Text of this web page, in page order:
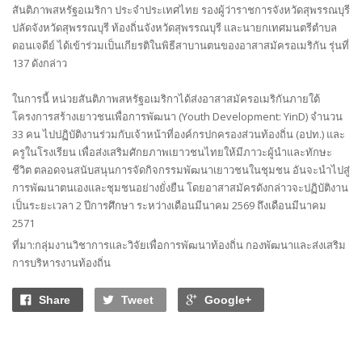
สันติภาพสหรัฐอเมริกา ประจำประเทศไทย รองผู้ว่าราชการจังหวัดสุพรรณบุรี
ปลัดจังหวัดสุพรรณบุรี ท้องถิ่นจังหวัดสุพรรณบุรี และนายกเทศมนตรีตำบล
ดอนเจดีย์ ได้เข้าร่วมเป็นเกียรติในพิธีสาบานตนของอาสาสมัครอเมริกัน รุ่นที่
137 ดังกล่าว
ในการนี้ หน่วยสันติภาพสหรัฐอเมริกาได้ส่งอาสาสมัครอเมริกันภายใต้
โครงการสร้างเยาวชนเพื่อการพัฒนา (Youth Development: YinD) จำนวน
33 คน ไปปฏิบัติงานร่วมกับเจ้าหน้าที่องค์กรปกครองส่วนท้องถิ่น (อปท.) และ
ครูในโรงเรียน เพื่อส่งเสริมศักยภาพเยาวชนไทยให้มีภาวะผู้นำและทักษะ
ชีวิต ตลอดจนสนับสนุนการจัดกิจกรรมพัฒนาเยาวชนในชุมชน อันจะนำไปสู่
การพัฒนาตนเองและชุมชนอย่างยั่งยืน โดยอาสาสมัครดังกล่าวจะปฏิบัติงาน
เป็นระยะเวลา 2 ปีการศึกษา ระหว่างเดือนมีนาคม 2569 ถึงเดือนมีนาคม
2571
ที่มา:กลุ่มงานวิชาการและวิจัยเพื่อการพัฒนาท้องถิ่น กองพัฒนาและส่งเสริม
การบริหารงานท้องถิ่น
Share Tweet Google+